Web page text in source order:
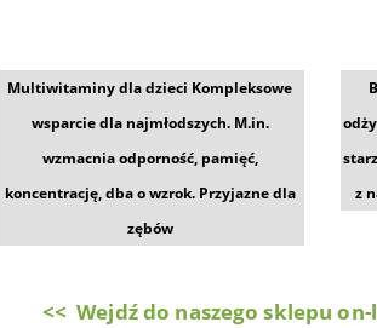
Multiwitaminy dla dzieci Kompleksowe
wsparcie dla najmłodszych. M.in.
wzmacnia odporność, pamięć,
koncentrację, dba o wzrok. Przyjazne dla
zębów
z
<< Wejdź do naszego sklepu